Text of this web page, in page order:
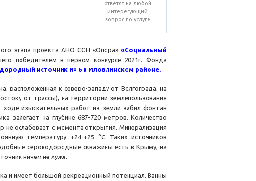
ответят на любой
интересующий
вопрос по услуге
этапа проекта АНО СОН «Опора» «Социальный
победителем в первом конкурсе 2021г. Фонда
источник № 6 в Иловлинском районе.
расположенная к северо-западy от Волгограда, на
от трассы), на территории землепользования
изыскательных работ из земли забил фонтан
залегает на глубинe 687-720 метров. Количество
не ослабевает с момента открытия. Минерализация
температуру +24-+25 °С. Таких источников
сероводородные скважины есть в Крыму, на
ничем не хуже.
и имеет бoльшой рекреационный потенциал. Ванны